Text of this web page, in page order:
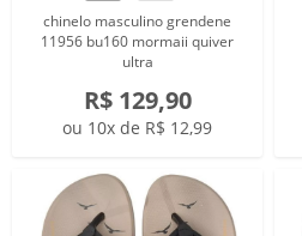
chinelo masculino grendene
11956 bu160 mormaii quiver
ultra
R$ 129,90
ou 10x de R$ 12,99